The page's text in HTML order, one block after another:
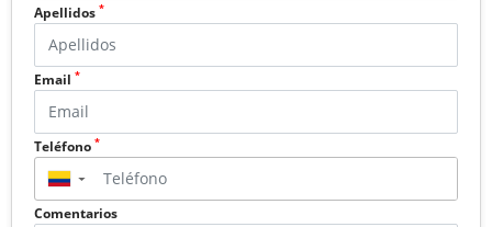
Apellidos *
Email *
Teléfono *
▼
Comentarios